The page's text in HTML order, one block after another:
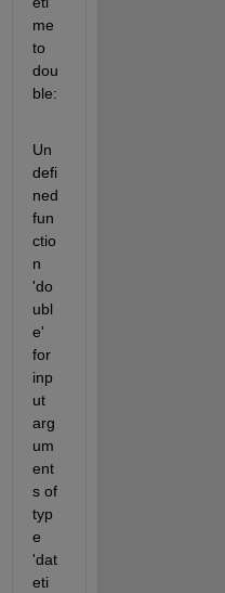
me
to
dou
ble:
Un
defi
ned
fun
ctio
n
'do
ubl
e'
for
inp
ut
arg
um
ent
s of
typ
e
'dat
eti